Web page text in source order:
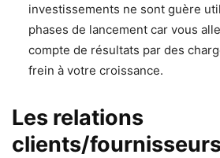
investissements ne sont guère
phases de lancement car vous
compte de résultats par des
frein à votre croissance.
Les relations
clients/